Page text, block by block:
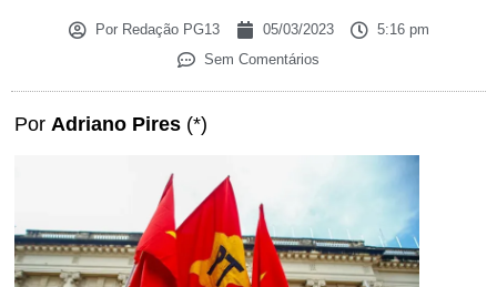
PorRedação PG13 05/03/2023
5:16 pm
Sem Comentários
Por Adriano Pires (*)